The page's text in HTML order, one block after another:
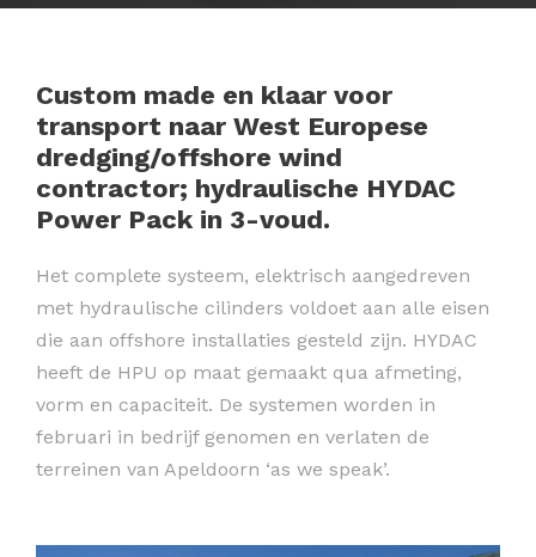
Custom made en klaar voor
transport naar West Europese
dredging/offshore wind
contractor; hydraulische HYDAC
Power Pack in 3-voud.
Het complete systeem, elektrisch aangedreven
met hydraulische cilinders voldoet aan alle eisen
die aan offshore installaties gesteld zijn. HYDAC
heeft de HPU op maat gemaakt qua afmeting,
vorm en capaciteit. De systemen worden in
februari in bedrijf genomen en verlaten de
terreinen van Apeldoorn ‘as we speak’.